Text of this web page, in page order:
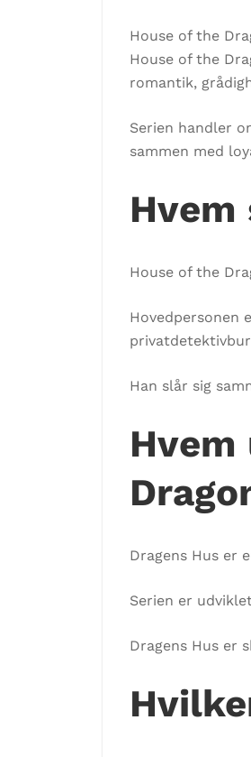
House of the
House of the
romantik,
Serien handler
sammen med
House of the
Hovedpersonen
Han slår sig
Dragens Hus er
Serien er
Dragens Hus er